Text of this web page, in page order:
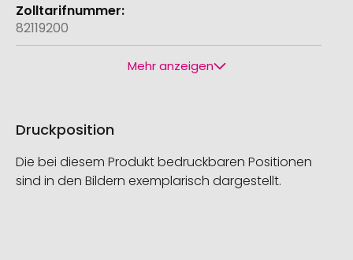
82119200
Mehr anzeigen
Druckposition
Die bei diesem Produkt bedruckbaren Positionen
sind in den Bildern exemplarisch dargestellt.